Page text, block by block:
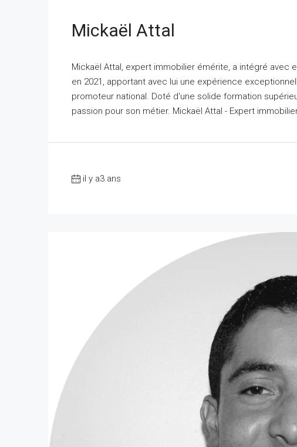
Mickaël Attal
Mickaël Attal, expert immobilier émérite, a intégré avec
en 2021, apportant avec lui une expérience
promoteur national. Doté d'une solide formation
passion pour son métier. Mickaël Attal - Expert
il y a3 ans